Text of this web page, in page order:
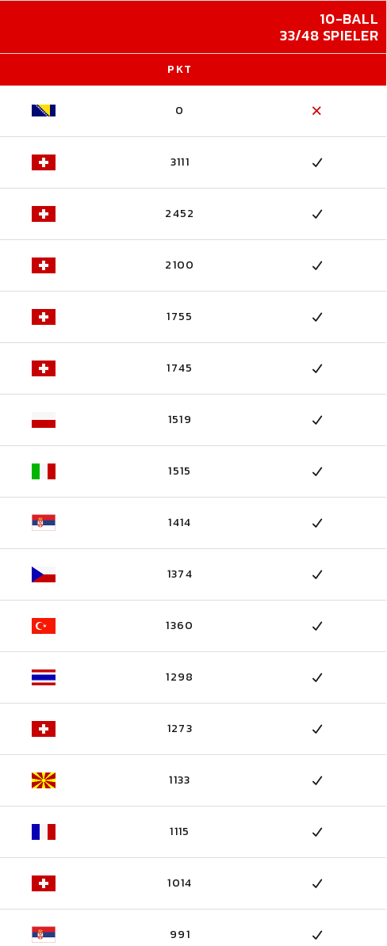
10-BALL
33/48 SPIELER
PKT
0
3111
2452
2100
1755
1745
1519
1515
1414
1374
1360
1298
1273
1133
1115
1014
991